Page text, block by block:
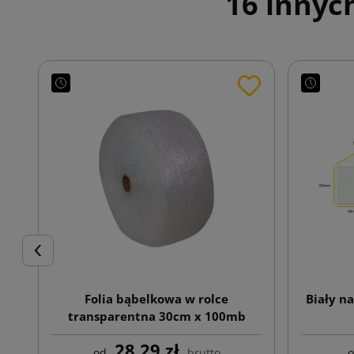
Poprzedni
Folia bąbelkowa w rolce
transparentna 30cm x 100mb
Biały